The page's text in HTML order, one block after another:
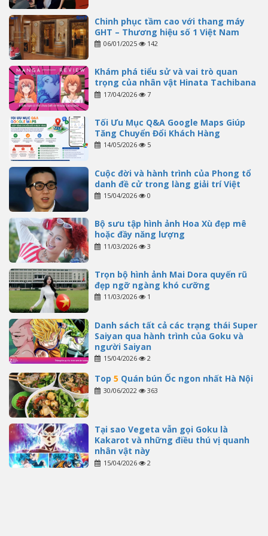
Chinh phục tầm cao với thang máy
GHT – Thương hiệu số 1 Việt Nam
06/01/2025 142
Khám phá tiểu sử và vai trò quan
trọng của nhân vật Hinata Tachibana
17/04/2026 7
Tối Ưu Mục Q&A Google Maps Giúp
Tăng Chuyển Đổi Khách Hàng
14/05/2026 5
Cuộc đời và hành trình của Phong tổ
danh đề cử trong làng giải trí Việt
15/04/2026 0
Bộ sưu tập hình ảnh Hoa Xù đẹp mê
hoặc đầy năng lượng
11/03/2026 3
Trọn bộ hình ảnh Mai Dora quyến rũ
đẹp ngỡ ngàng khó cưỡng
11/03/2026 1
Danh sách tất cả các trạng thái Super
Saiyan qua hành trình của Goku và
người Saiyan
15/04/2026 2
Top 5 Quán bún Ốc ngon nhất Hà Nội
30/06/2022 363
Tại sao Vegeta vẫn gọi Goku là
Kakarot và những điều thú vị quanh
nhân vật này
15/04/2026 2